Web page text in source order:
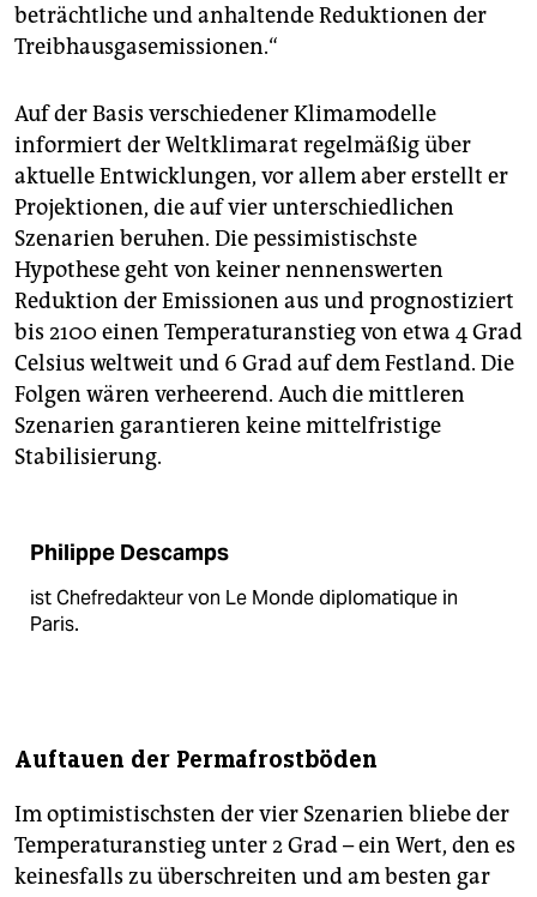
beträchtliche und anhaltende Reduktionen der
Treibhausgasemissionen.“
Auf der Basis verschiedener Klimamodelle
informiert der Weltklimarat regelmäßig über
aktuelle Entwicklungen, vor allem aber erstellt er
Projektionen, die auf vier unterschiedlichen
Szenarien beruhen. Die pessimistischste
Hypothese geht von keiner nennenswerten
Reduktion der Emissionen aus und prognostiziert
bis 2100 einen Temperaturanstieg von etwa 4 Grad
Celsius weltweit und 6 Grad auf dem Festland. Die
Folgen wären verheerend. Auch die mittleren
Szenarien garantieren keine mittelfristige
Stabilisierung.
Philippe Descamps
ist Chefredakteur von Le Monde diplomatique in
Paris.
Auftauen der Permafrostböden
Im optimistischsten der vier Szenarien bliebe der
Temperaturanstieg unter 2 Grad – ein Wert, den es
keinesfalls zu überschreiten und am besten gar